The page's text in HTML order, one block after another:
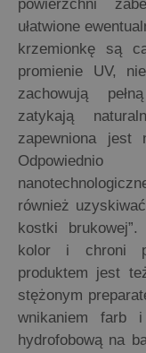
powierzchni
ułatwione
krzemionkę są
promienie UV,
zachowują
zatykają
zapewniona jest
również
kostki
kolor i chroni
produktem jest
stężonym
wnikaniem farb i
hydrofobową na